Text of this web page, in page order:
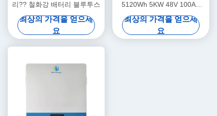
리?? 철화강 배터리 블루투스
최상의 가격을 얻으세
요
5120Wh 5KW 48V 100AH
LiFePO4 배터리 선택용 블루
투스 및 자체 난방
최상의 가격을 얻으세
요